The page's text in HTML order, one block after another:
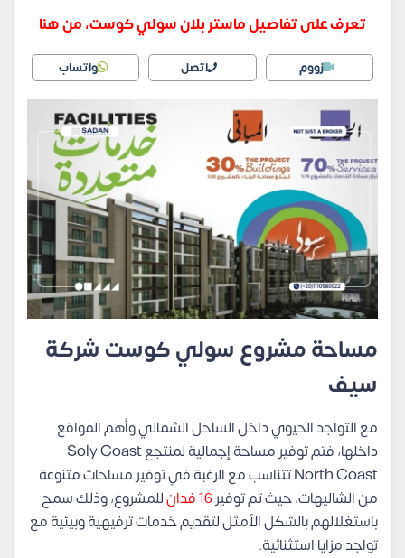
تعرف على تفاصيل ماستر بلان سولي كوست، من هنا
زووم اتصل واتساب
مساحة مشروع سولي كوست شركة
سيف
مع التواجد الحيوي داخل الساحل الشمالي وأهم المواقع
داخلها، فتم توفير مساحة إجمالية لمنتجع Soly Coast
North Coast تتناسب مع الرغبة في توفير مساحات متنوعة
من الشاليهات، حيث تم توفير16 فدان
للمشروع، وذلك سمح
باستغلالهم بالشكل الأمثل لتقديم خدمات ترفيهية وبيئية مع
تواجد مزايا استثنائية.